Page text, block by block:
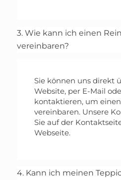
3. Wie kann ich einen
vereinbaren?
Sie können uns direkt
Website, per E-Mail
kontaktieren, um
vereinbaren. Unsere
Sie auf der
Webseite.
4. Kann ich meinen